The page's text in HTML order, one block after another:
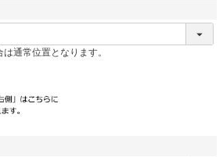
通常位置となります。